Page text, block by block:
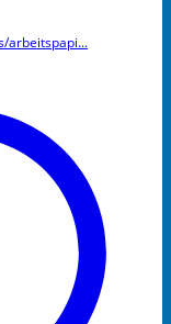
arbeitspapi...